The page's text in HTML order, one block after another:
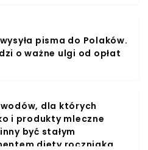
wysyła pisma do Polaków.
o ważne ulgi od opłat
dla których
i produkty mleczne
być stałym
diety roczniaka